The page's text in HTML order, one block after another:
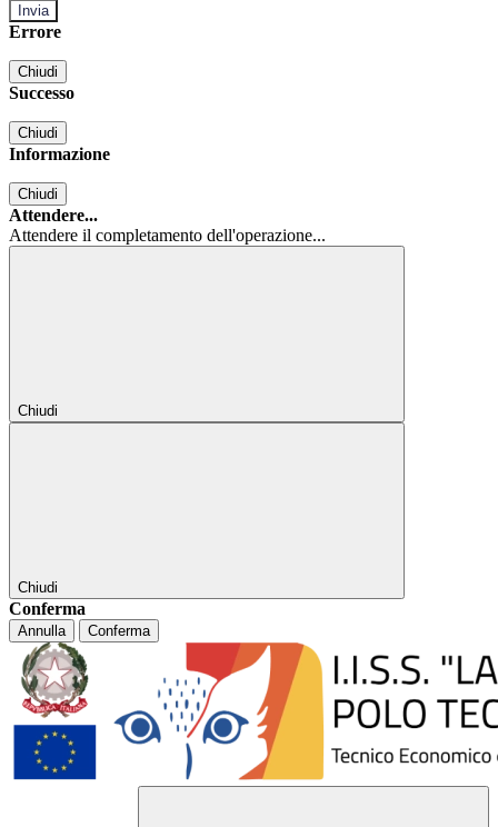
Errore
Chiudi
Successo
Chiudi
Informazione
Chiudi
Attendere...
Attendere il completamento dell'operazione...
Chiudi
Chiudi
Conferma
Annulla Conferma